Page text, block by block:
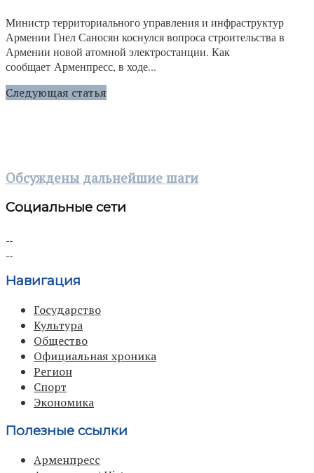
Министр территориального управления и инфраструктур
Армении Гнел Саносян коснулся вопроса строительства в
Армении новой атомной электростанции. Как
сообщает Арменпресс, в ходе...
Следующая статья
Обсуждены дальнейшие шаги
Социальные сети
Навигация
Государство
Культура
Общество
Официальная хроника
Регион
Спорт
Экономика
Полезные ссылки
Арменпресс